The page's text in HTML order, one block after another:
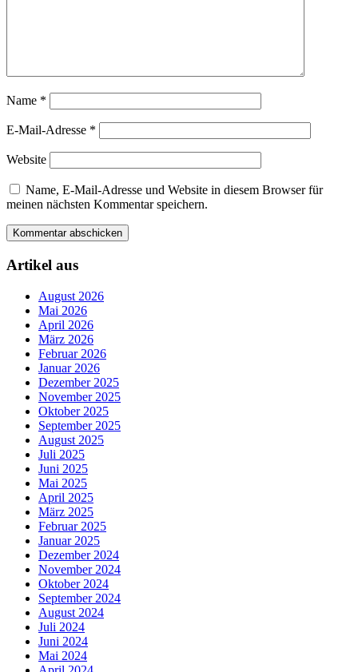
Name *
E-Mail-Adresse *
Website
Name, E-Mail-Adresse und Website in diesem Browser für
meinen nächsten Kommentar speichern.
Artikel aus
August 2026
Mai 2026
April 2026
März 2026
Februar 2026
Januar 2026
Dezember 2025
November 2025
Oktober 2025
September 2025
August 2025
Juli 2025
Juni 2025
Mai 2025
April 2025
März 2025
Februar 2025
Januar 2025
Dezember 2024
November 2024
Oktober 2024
September 2024
August 2024
Juli 2024
Juni 2024
Mai 2024